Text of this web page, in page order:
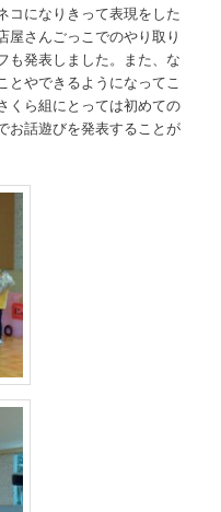
コになりきって表現をした
屋さんごっこでのやり取り
も発表しました。また、な
とやできるようになってこ
くら組にとっては初めての
お話遊びを発表することが